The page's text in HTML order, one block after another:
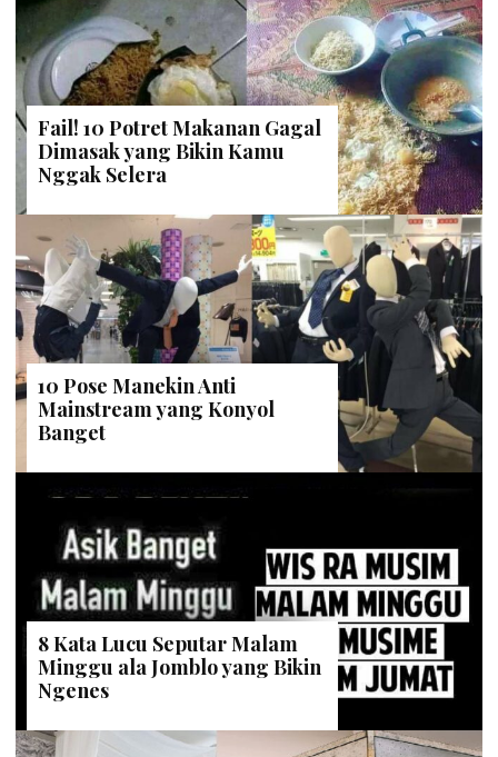
Fail! 10 Potret Makanan Gagal
Dimasak yang Bikin Kamu
Nggak Selera
10 Pose Manekin Anti
Mainstream yang Konyol
Banget
8 Kata Lucu Seputar Malam
Minggu ala Jomblo yang Bikin
Ngenes